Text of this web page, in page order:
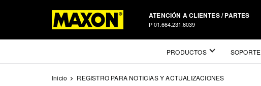
content
ATENCIÓN A CLIENTES / PARTES
P 01.664.231.6039
Mega
Menu
PRODUCTOS SOPORTE
Inicio REGISTRO PARA NOTICIAS Y ACTUALIZACIONES